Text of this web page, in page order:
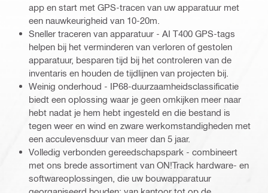
app en start met GPS-tracen van uw apparatuur met
een nauwkeurigheid van 10-20m.
Sneller traceren van apparatuur - AI T400 GPS-tags
helpen bij het verminderen van verloren of gestolen
apparatuur, besparen tijd bij het controleren van de
inventaris en houden de tijdlijnen van projecten bij.
Weinig onderhoud - IP68-duurzaamheidsclassificatie
biedt een oplossing waar je geen omkijken meer naar
hebt nadat je hem hebt ingesteld en die bestand is
tegen weer en wind en zware werkomstandigheden met
een acculevensduur van meer dan 5 jaar.
Volledig verbonden gereedschapspark - combineert
met ons brede assortiment van ON!Track hardware- en
softwareoplossingen, die uw bouwapparatuur